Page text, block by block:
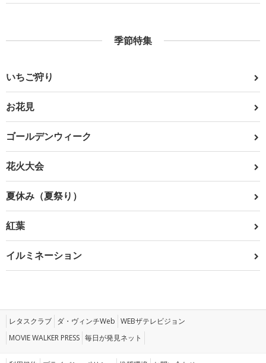
季節特集
いちご狩り
お花見
ゴールデンウィーク
花火大会
夏休み（夏祭り）
紅葉
イルミネーション
レタスクラブ ダ・ヴィンチWeb WEBザテレビジョン
MOVIE WALKER PRESS 毎日が発見ネット